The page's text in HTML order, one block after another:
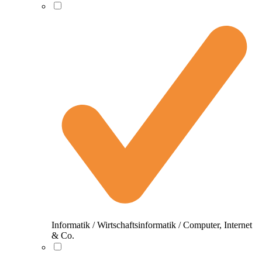
Informatik / Wirtschaftsinformatik / Computer, Internet
& Co.